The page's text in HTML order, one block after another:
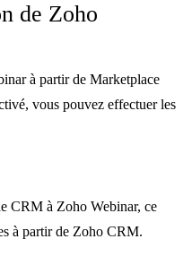
de Zoho
à partir de Marketplace
vous pouvez effectuer les
CRM à Zoho Webinar, ce
à partir de Zoho CRM.